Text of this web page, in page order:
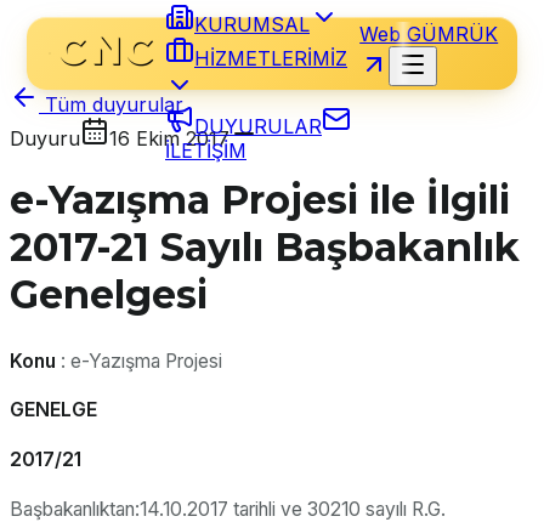
KURUMSAL
HİZMETLERİMİZ
DUYURULAR
İLETİŞİM
Web GÜMRÜK
Tüm duyurular
Duyuru
16 Ekim 2017
e-Yazışma Projesi ile İlgili
2017-21 Sayılı Başbakanlık
Genelgesi
Konu : e-Yazışma Projesi
GENELGE
2017/21
Başbakanlıktan:14.10.2017 tarihli ve 30210 sayılı R.G.